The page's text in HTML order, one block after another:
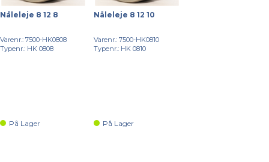
Nåleleje 8 12 8
Varenr.: 7500-HK0808
Typenr.: HK 0808
På Lager
Nåleleje 8 12 10
Varenr.: 7500-HK0810
Typenr.: HK 0810
På Lager